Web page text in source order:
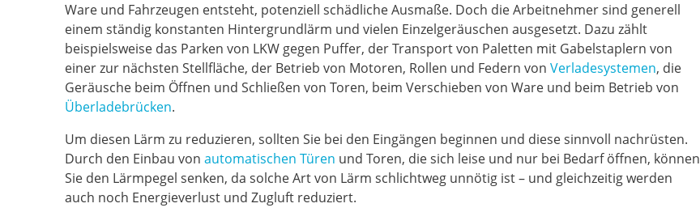
Ware und Fahrzeugen entsteht, potenziell schädliche Ausmaße. Doch die Arbeitnehmer sind generell
einem ständig konstanten Hintergrundlärm und vielen Einzelgeräuschen ausgesetzt. Dazu zählt
beispielsweise das Parken von LKW gegen Puffer, der Transport von Paletten mit Gabelstaplern von
einer zur nächsten Stellfläche, der Betrieb von Motoren, Rollen und Federn von Verladesystemen, die
Geräusche beim Öffnen und Schließen von Toren, beim Verschieben von Ware und beim Betrieb von
Überladebrücken.
Um diesen Lärm zu reduzieren, sollten Sie bei den Eingängen beginnen und diese sinnvoll nachrüsten.
Durch den Einbau von automatischen Türen und Toren, die sich leise und nur bei Bedarf öffnen, können
Sie den Lärmpegel senken, da solche Art von Lärm schlichtweg unnötig ist – und gleichzeitig werden
auch noch Energieverlust und Zugluft reduziert.